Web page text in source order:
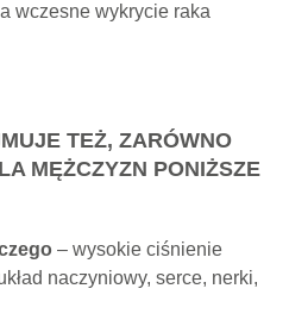
wczesne wykrycie raka
TEŻ, ZARÓWNO
MĘŻCZYZN PONIŻSZE
– wysokie ciśnienie
naczyniowy, serce, nerki,